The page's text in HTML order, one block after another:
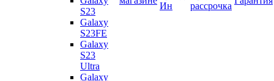
S23
Galaxy
S23FE
Galaxy
S23
Ultra
Galaxy
Ин
рассрочка